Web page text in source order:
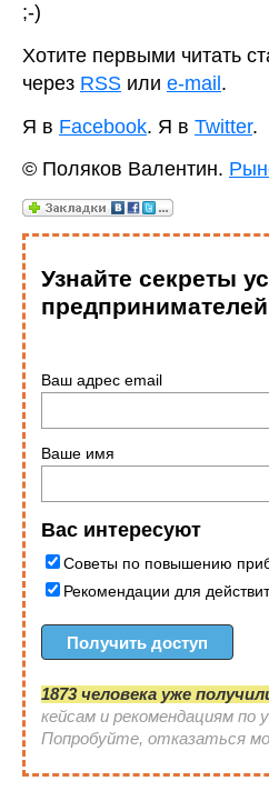
;-)
Хотите первыми читать
через RSS или e-mail.
Я в Facebook. Я в Twitter.
© Поляков Валентин.
Узнайте секреты
предпринимателей
Ваш адрес email
Ваше имя
Вас интересуют
Советы по повышению
Рекомендации для
1873 человека уже
кейсам и рекомендациям по
Попробуйте, отказаться